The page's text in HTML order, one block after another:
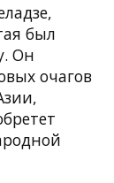
был
Он
очагов